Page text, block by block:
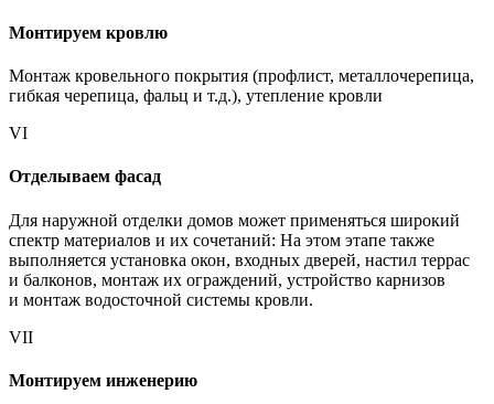
Монтируем кровлю
Монтаж кровельного покрытия (профлист, металлочерепица,
гибкая черепица, фальц и т.д.), утепление кровли
VI
Отделываем фасад
Для наружной отделки домов может применяться широкий
спектр материалов и их сочетаний: На этом этапе также
выполняется установка окон, входных дверей, настил террас
и балконов, монтаж их ограждений, устройство карнизов
и монтаж водосточной системы кровли.
VII
Монтируем инженерию